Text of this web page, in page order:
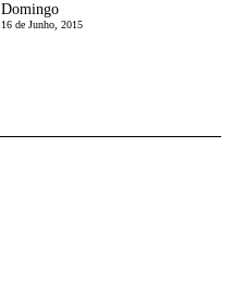
Domingo
16 de Junho, 2015